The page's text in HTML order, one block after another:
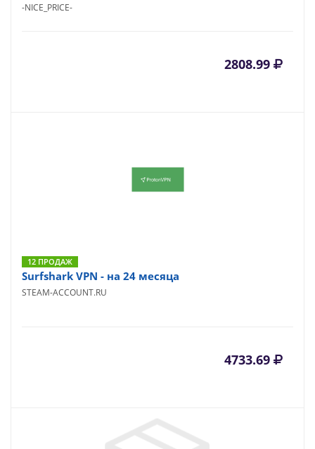
-NICE_PRICE-
2808.99
12 ПРОДАЖ
Surfshark VPN - на 24 месяца
STEAM-ACCOUNT.RU
4733.69